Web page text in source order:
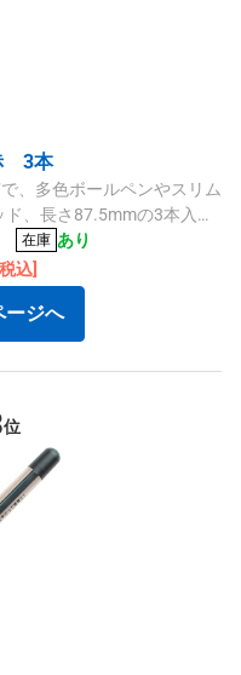
3本
、多色ボールペンやスリム
、長さ87.5mmの3本入り
在庫 あり
込]
ージへ
位